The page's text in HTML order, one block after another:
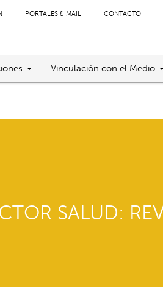
PORTALES & MAIL CONTACTO
Vinculación con el Medio
SALUD: